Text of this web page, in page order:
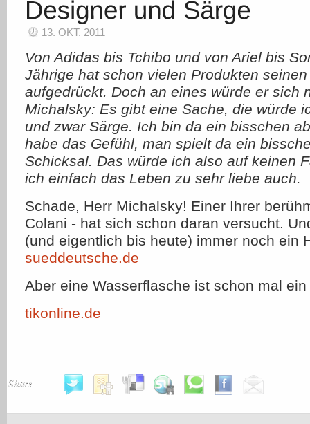
13. OKT. 2011
Von Adidas bis Tchibo und von Ariel bis
Jährige hat schon vielen Produkten
aufgedrückt. Doch an eines würde er sich
Michalsky: Es gibt eine Sache, die würde
und zwar Särge. Ich bin da ein bisschen
habe das Gefühl, man spielt da ein
Schicksal. Das würde ich also auf keinen
ich einfach das Leben zu sehr liebe auch.
Schade, Herr Michalsky! Einer Ihrer
Colani - hat sich schon daran versucht.
(und eigentlich bis heute) immer noch ein
sueddeutsche.de
Aber eine Wasserflasche ist schon mal
tikonline.de
Share